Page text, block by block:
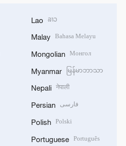
Lao ລາວ
Malay Bahasa Melayu
Mongolian Монгол
Myanmar မြန်မာဘာသာ
Nepali नेपाली
Persian فارسی
Polish Polski
Portuguese Português